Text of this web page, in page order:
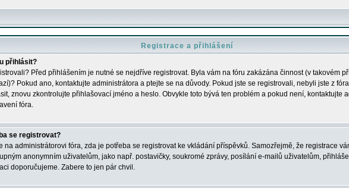
Registrace a přihlášení
přihlásit?
Před přihlášením je nutné se nejdříve registrovat. Byla vám na fóru zakázána činnost (v takovém
Pokud ano, kontaktujte administrátora a ptejte se na důvody. Pokud jste se registrovali, nebyli jste z
znovu zkontrolujte přihlašovací jméno a heslo. Obvykle toto bývá ten problém a pokud není, kontaktujte
fóra.
se registrovat?
na administrátorovi fóra, zda je potřeba se registrovat ke vkládání příspěvků. Samozřejmě, že registrace
anonymním uživatelům, jako např. postavičky, soukromé zprávy, posílání e-mailů uživatelům,
doporučujeme. Zabere to jen pár chvil.